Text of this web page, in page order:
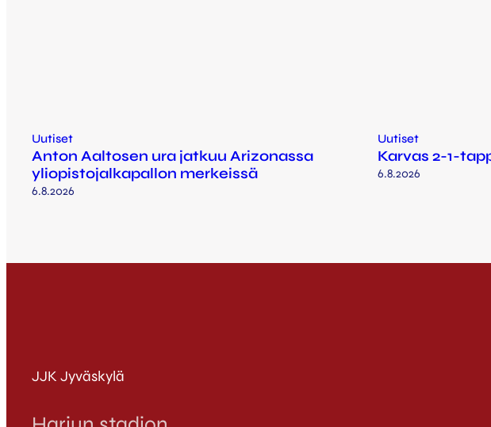
Uutiset
Anton Aaltosen ura jatkuu Arizonassa
yliopistojalkapallon merkeissä
6.8.2026
Uutiset
Karvas 2-1-
6.8.2026
JJK Jyväskylä